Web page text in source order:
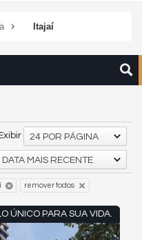
Itajaí
Exibir 24 POR PÁGINA
DATA MAIS RECENTE
remover todos
ÚNICO PARA SUA VIDA.